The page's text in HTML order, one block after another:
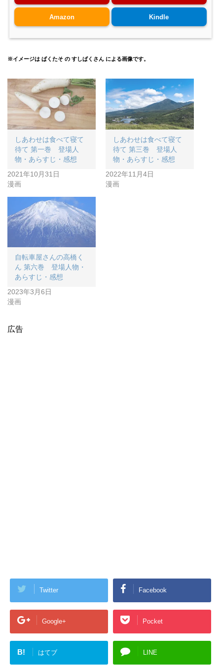
Amazon Kindle
※イメージは ぱくたそ の すしぱくさん による画像です。
しあわせは食べて寝て
待て 第一巻 登場人
物・あらすじ・感想
2021年10月31日
漫画
しあわせは食べて寝て
待て 第三巻 登場人
物・あらすじ・感想
2022年11月4日
漫画
自転車屋さんの高橋く
ん 第六巻 登場人物・
あらすじ・感想
2023年3月6日
漫画
広告
Twitter Facebook
Google+ Pocket
B! はてブ LINE